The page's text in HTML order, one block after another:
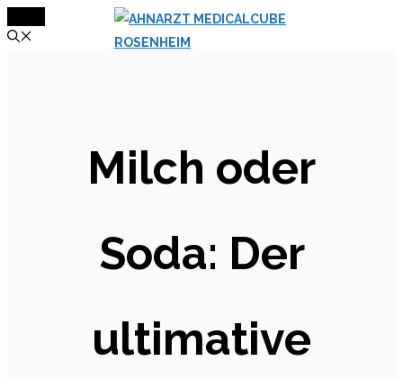
Inhalt
Milch oder
Soda: Der
ultimative